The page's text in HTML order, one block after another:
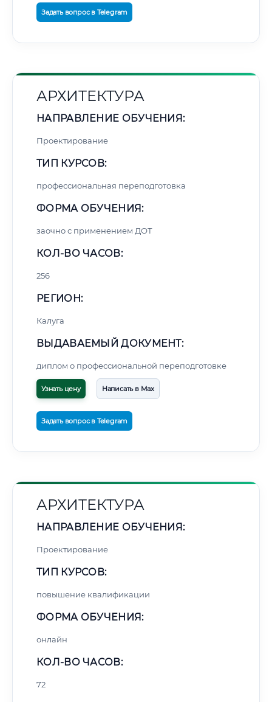
Задать вопрос в Telegram
АРХИТЕКТУРА
НАПРАВЛЕНИЕ ОБУЧЕНИЯ:
Проектирование
ТИП КУРСОВ:
профессиональная переподготовка
ФОРМА ОБУЧЕНИЯ:
заочно с применением ДОТ
КОЛ-ВО ЧАСОВ:
256
РЕГИОН:
Калуга
ВЫДАВАЕМЫЙ ДОКУМЕНТ:
диплом о профессиональной переподготовке
Узнать цену Написать в Max
Задать вопрос в Telegram
АРХИТЕКТУРА
НАПРАВЛЕНИЕ ОБУЧЕНИЯ:
Проектирование
ТИП КУРСОВ:
повышение квалификации
ФОРМА ОБУЧЕНИЯ:
онлайн
КОЛ-ВО ЧАСОВ:
72